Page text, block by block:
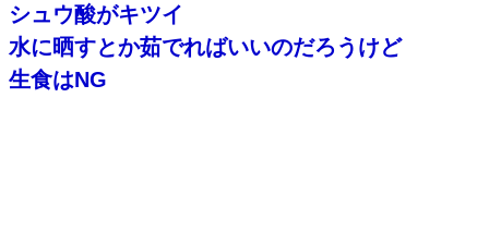
シュウ酸がキツイ
水に晒すとか茹でればいいのだろうけど
生食はNG